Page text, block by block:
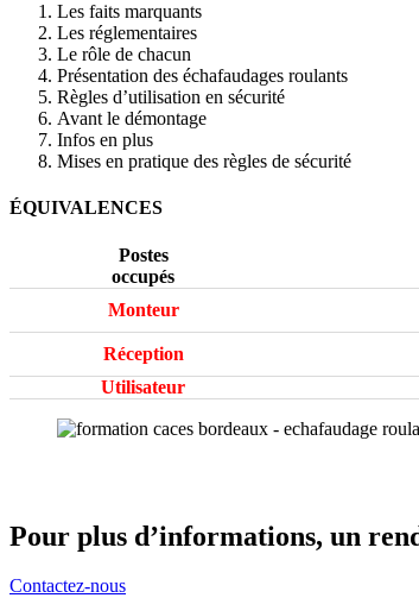
Les faits marquants
Les réglementaires
Le rôle de chacun
Présentation des échafaudages roulants
Règles d’utilisation en sécurité
Avant le démontage
Infos en plus
Mises en pratique des règles de sécurité
ÉQUIVALENCES
Postes
occupés
Monteur
Réception
Utilisateur
Pour plus d’informations, un
Contactez-nous